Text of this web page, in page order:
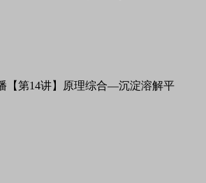
【第14讲】原理综合—沉淀溶解平